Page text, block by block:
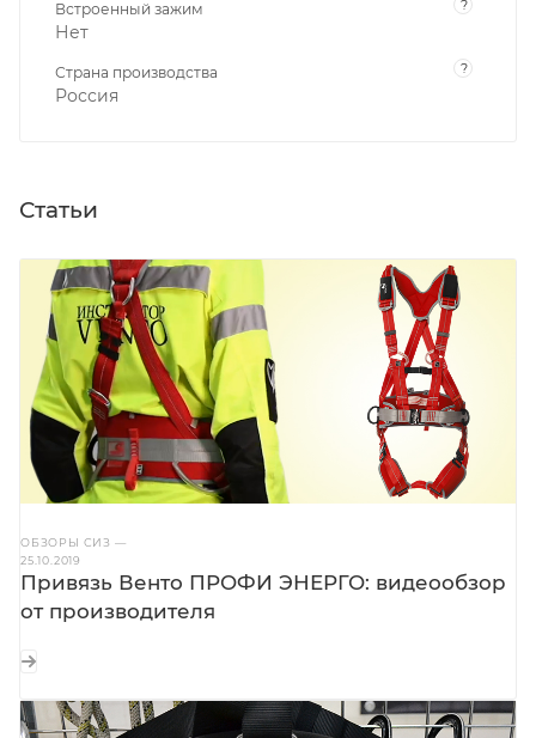
Встроенный зажим ?
Нет
Страна производства ?
Россия
Статьи
ОБЗОРЫ СИЗ —
25.10.2019
Привязь Венто ПРОФИ ЭНЕРГО: видеообзор
от производителя